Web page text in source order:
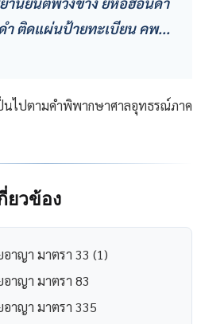
ำ ติดแผ่นป้ายทะเบียน คพ...
ไปตามคำพิพากษาศาลอุทธรณ์ภาค
ยวข้อง
าญา มาตรา 33 (1)
าญา มาตรา 83
าญา มาตรา 335